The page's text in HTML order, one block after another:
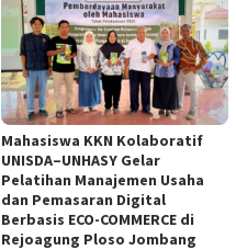
Mahasiswa KKN Kolaboratif
UNISDA–UNHASY Gelar
Pelatihan Manajemen Usaha
dan Pemasaran Digital
Berbasis ECO-COMMERCE di
Rejoagung Ploso Jombang